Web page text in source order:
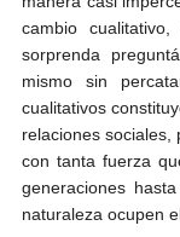
cambio
sorprenda
mismo sin
cualitativos
relaciones sociales,
con tanta fuerza
generaciones
naturaleza ocupen